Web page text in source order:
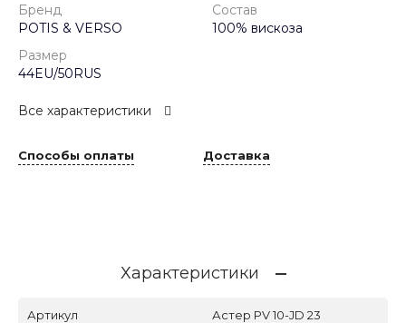
Бренд
POTIS & VERSO
Состав
100% вискоза
Размер
44EU/50RUS
Все характеристики
Способы оплаты Доставка
Характеристики
Артикул Астер PV 10-JD 23